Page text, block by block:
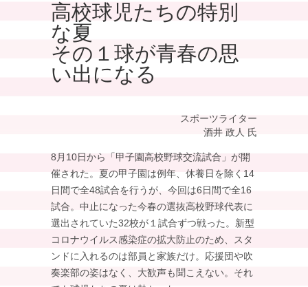
高校球児たちの特別
な夏
その１球が青春の思
い出になる
スポーツライター
酒井 政人 氏
8月10日から「甲子園高校野球交流試合」が開
催された。夏の甲子園は例年、休養日を除く14
日間で全48試合を行うが、今回は6日間で全16
試合。中止になった今春の選抜高校野球代表に
選出されていた32校が１試合ずつ戦った。新型
コロナウイルス感染症の拡大防止のため、スタ
ンドに入れるのは部員と家族だけ。応援団や吹
奏楽部の姿はなく、大歓声も聞こえない。それ